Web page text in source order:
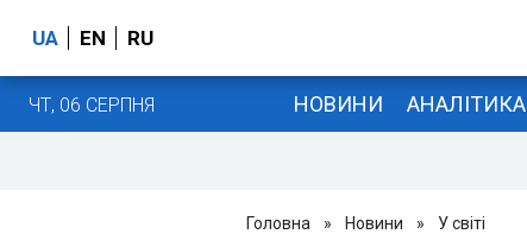
UA EN RU
ЧТ, 06 СЕРПНЯ НОВИНИ АНАЛІТИКА
Головна » Новини » У світі